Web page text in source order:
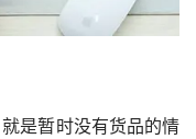
是暂时没有货品的情